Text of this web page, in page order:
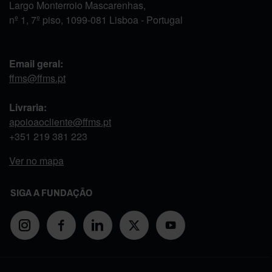
Largo Monterroio Mascarenhas,
nº 1, 7º piso, 1099-081 Lisboa - Portugal
Email geral:
ffms@ffms.pt
Livraria:
apoioaocliente@ffms.pt
+351 219 381 223
Ver no mapa
SIGA A FUNDAÇÃO